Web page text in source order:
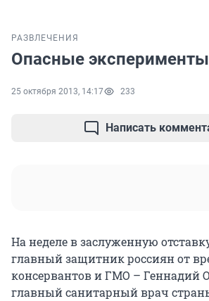
РАЗВЛЕЧЕНИЯ
Опасные эксперименты
25 октября 2013, 14:17 233
Написать
На неделе в заслуженную
главный защитник россиян от
консервантов и ГМО – Геннадий
главный санитарный врач